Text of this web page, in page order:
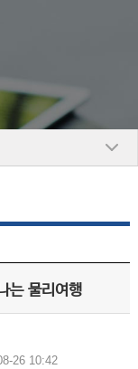
는 물리여행
26 10:42